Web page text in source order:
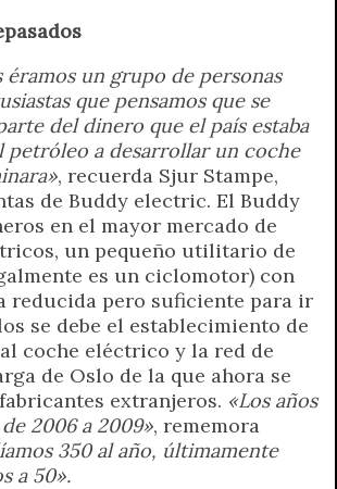
éramos un grupo de personas
que pensamos que se
del dinero que el país estaba
petróleo a desarrollar un coche
, recuerda Sjur Stampe,
de Buddy electric. El Buddy
en el mayor mercado de
un pequeño utilitario de
es un ciclomotor) con
reducida pero suficiente para ir
se debe el establecimiento de
coche eléctrico y la red de
de Oslo de la que ahora se
extranjeros. «Los años
2006 a 2009», rememora
350 al año, últimamente
a 50».